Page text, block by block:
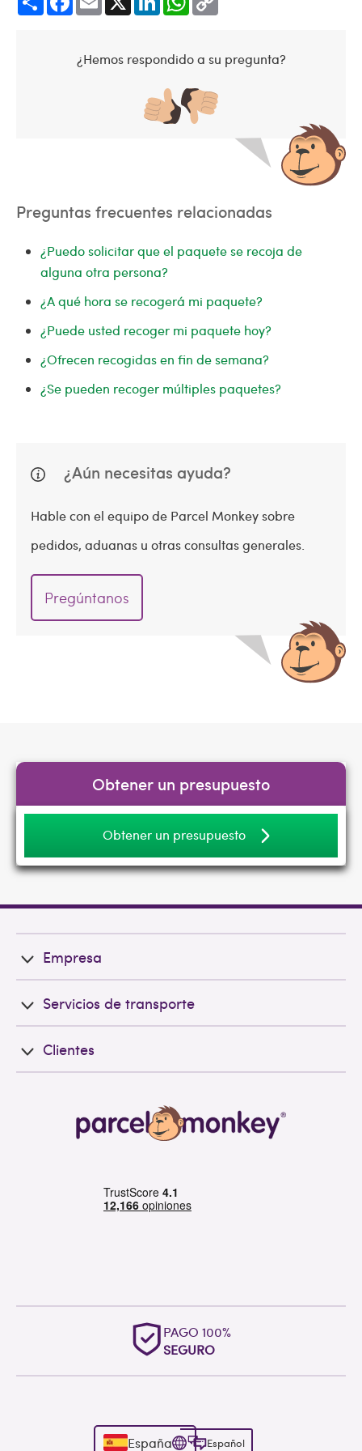
¿Hemos respondido a su pregunta?
Preguntas frecuentes relacionadas
¿Puedo solicitar que el paquete se recoja de
alguna otra persona?
¿A qué hora se recogerá mi paquete?
¿Puede usted recoger mi paquete hoy?
¿Ofrecen recogidas en fin de semana?
¿Se pueden recoger múltiples paquetes?
¿Aún necesitas ayuda?
Hable con el equipo de Parcel Monkey sobre
pedidos, aduanas u otras consultas generales.
Pregúntanos
Obtener un presupuesto
Obtener un presupuesto
Empresa
Servicios de transporte
Clientes
PAGO 100%
SEGURO
España Español